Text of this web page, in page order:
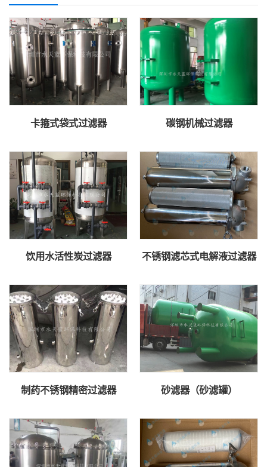
卡箍式袋式过滤器 碳钢机械过滤器
饮用水活性炭过滤器 不锈钢滤芯式电解液过滤器
制药不锈钢精密过滤器 砂滤器（砂滤罐）